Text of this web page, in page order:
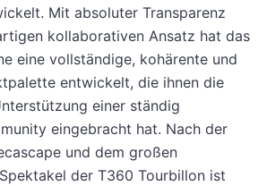
Mit absoluter Transparenz
kollaborativen Ansatz hat das
eine vollständige, kohärente und
entwickelt, die ihnen die
einer ständig
eingebracht hat. Nach der
und dem großen
der T360 Tourbillon ist